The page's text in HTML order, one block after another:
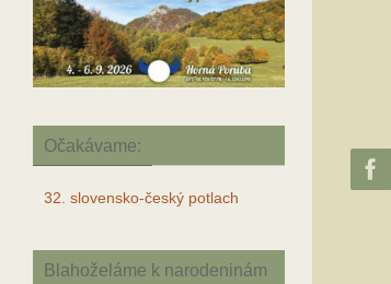
Očakávame:
32. slovensko-český potlach
Blahoželáme k narodeninám